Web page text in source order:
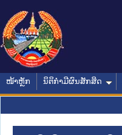
ໜ້າຫຼັກ ນິຕິກໍາມີຜົນສັກສິດ